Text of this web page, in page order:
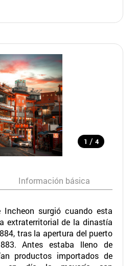
1 / 4
Información básica
Incheon surgió cuando esta
extraterritorial de la dinastía
tras la apertura del puerto
Antes estaba lleno de
productos importados de